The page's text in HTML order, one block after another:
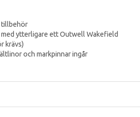
tillbehör
ytterligare ett Outwell Wakefield
krävs)
och markpinnar ingår